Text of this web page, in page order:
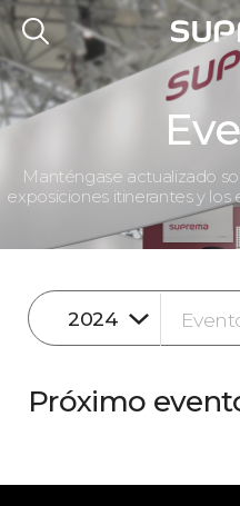
Manténgase actualizado
exposiciones itinerantes y
Próximo